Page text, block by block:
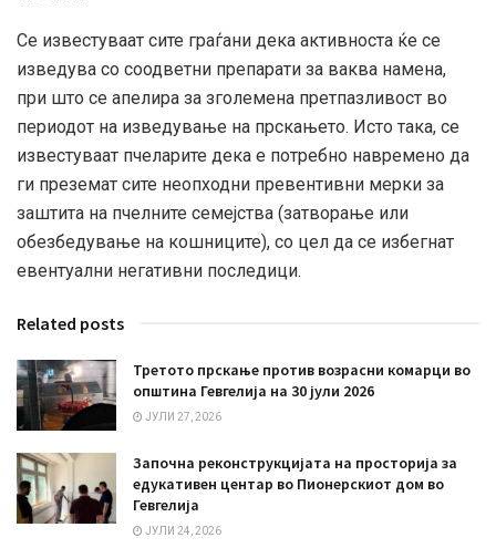
Се известуваат сите граѓани дека активноста ќе се
изведува со соодветни препарати за ваква намена,
при што се апелира за зголемена претпазливост во
периодот на изведување на прскањето. Исто така, се
известуваат пчеларите дека е потребно навремено да
ги преземат сите неопходни превентивни мерки за
заштита на пчелните семејства (затворање или
обезбедување на кошниците), со цел да се избегнат
евентуални негативни последици.
Related posts
Третото прскање против возрасни комарци во
општина Гевгелија на 30 јули 2026
ЈУЛИ 27, 2026
Започна реконструкцијата на просторија за
едукативен центар во Пионерскиот дом во
Гевгелија
ЈУЛИ 24, 2026